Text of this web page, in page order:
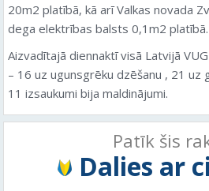
20m2 platībā, kā arī Valkas novada
dega elektrības balsts 0,1m2 platībā.
Aizvadītajā diennaktī visā Latvijā
– 16 uz ugunsgrēku dzēšanu , 21 uz
11 izsaukumi bija maldinājumi.
Patīk šis
Dalies ar